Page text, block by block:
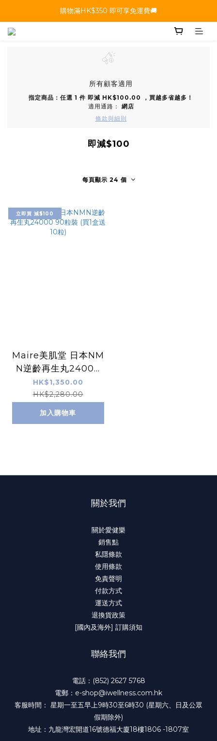
購物滿HK$350 即可享免運費🚚
所有顧客適用
指定商品：任選 1 件 即減 HK$100.00 ，買越多省越多！
適用通路： 網店
條款與細則
即減$100
每頁顯示 24 個
立即買 減$100
Maire美肌堂 日本NM
N逆齡再生丸24000
90粒裝 (買1盒送10粒)
HK$1,350.00
HK$2,280.00
加入購物車
關於我們
關於愛健樂
銷售點
私隱條款
使用條款
免責聲明
付款方式
運送方式
退換貨政策
[國內及海外] 訂購須知
聯絡我們
電話：(852) 2627 5768
電郵：e-shop@iwellness.com.hk
客服時間： 星期一至五早上9時30至6時30 (星期六、日及公眾
假期除外)
地址：九龍灣宏開道16號德福大廈18樓1806 -1807室